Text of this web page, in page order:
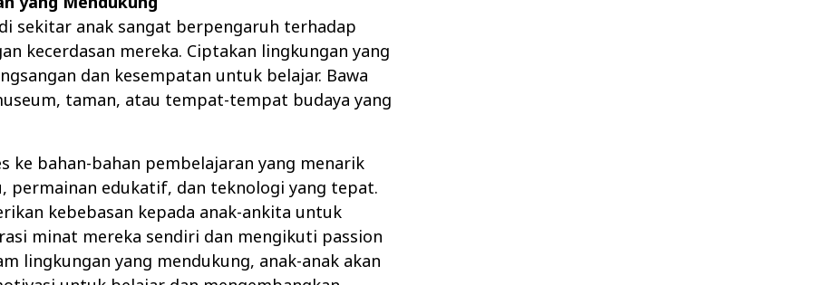
sekitar anak sangat berpengaruh terhadap
kecerdasan mereka. Ciptakan lingkungan yang
dan kesempatan untuk belajar. Bawa
taman, atau tempat-tempat budaya yang
ke bahan-bahan pembelajaran yang menarik
permainan edukatif, dan teknologi yang tepat.
kebebasan kepada anak-ankita untuk
minat mereka sendiri dan mengikuti passion
lingkungan yang mendukung, anak-anak akan